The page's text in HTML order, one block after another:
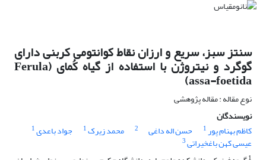
سنتز سبز، سریع و ارزان نقاط کوانتومی کربنی دارای
گوگرد و نیتروژن با استفاده از گیاه کُمای (Ferula
assa-foetida)
نوع مقاله : مقاله پژوهشی
نویسندگان
کاظم بهنام پور1 حسن اله داغی 2 محمد زیرک1 جواد باعدی1
عیسی کهن باغخیراتی3